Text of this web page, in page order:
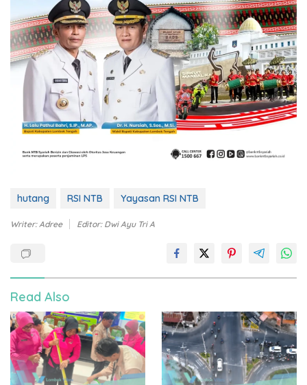
hutang RSI NTB Yayasan RSI NTB
Writer: Adree Editor: Dwi Ayu Tri A
Read Also